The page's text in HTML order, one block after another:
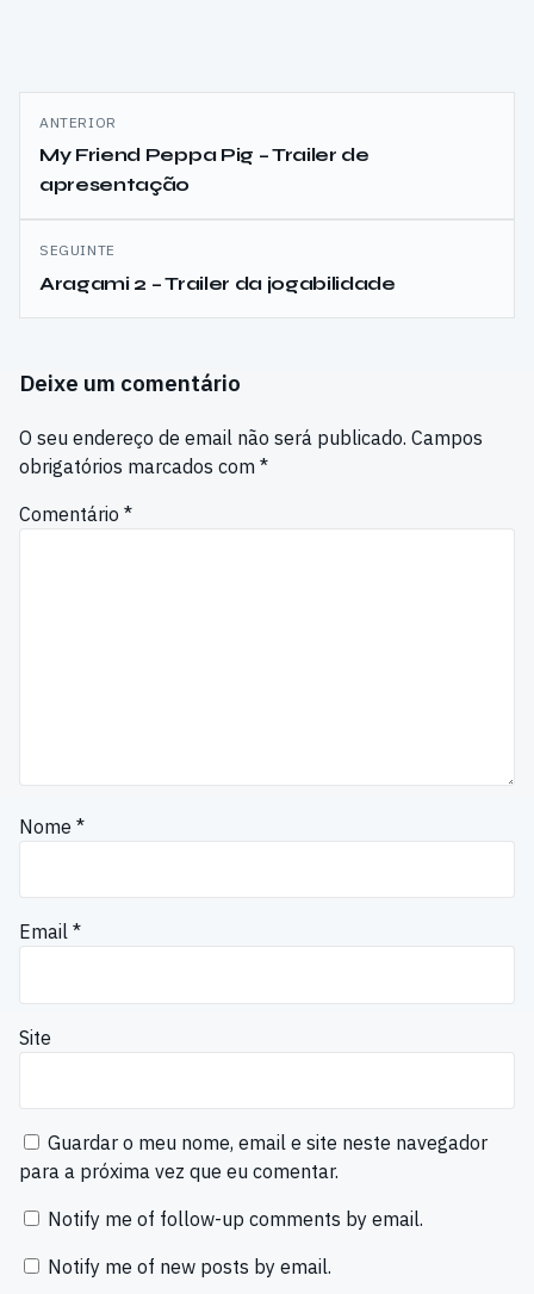
Navegação
de
artigos
ANTERIOR
My Friend Peppa Pig – Trailer de
apresentação
SEGUINTE
Aragami 2 – Trailer da jogabilidade
Deixe um comentário
O seu endereço de email não será publicado. Campos
obrigatórios marcados com *
Comentário *
Nome *
Email *
Site
Guardar o meu nome, email e site neste navegador
para a próxima vez que eu comentar.
Notify me of follow-up comments by email.
Notify me of new posts by email.